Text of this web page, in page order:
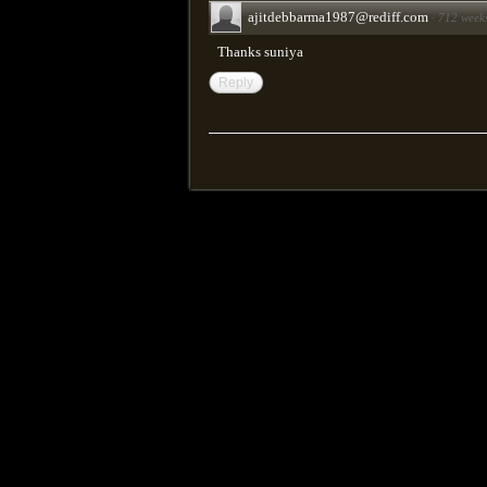
ajitdebbarma1987@rediff.com · 712
Thanks suniya
Reply